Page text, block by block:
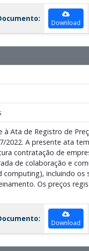
Download
à Ata de Registro de
2022. A presente ata
contratação de
de colaboração e
computing), incluindo os
Os preços
Download